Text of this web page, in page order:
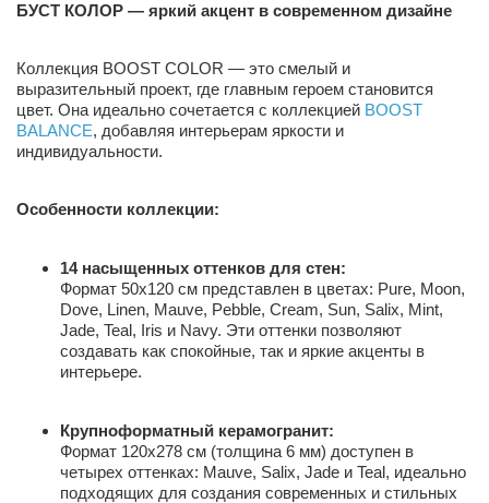
БУСТ КОЛОР — яркий акцент в современном дизайне
Коллекция BOOST COLOR — это смелый и
выразительный проект, где главным героем становится
цвет. Она идеально сочетается с коллекцией BOOST
BALANCE, добавляя интерьерам яркости и
индивидуальности.
Особенности коллекции:
14 насыщенных оттенков для стен:
Формат 50х120 см представлен в цветах: Pure, Moon,
Dove, Linen, Mauve, Pebble, Cream, Sun, Salix, Mint,
Jade, Teal, Iris и Navy. Эти оттенки позволяют
создавать как спокойные, так и яркие акценты в
интерьере.
Крупноформатный керамогранит:
Формат 120х278 см (толщина 6 мм) доступен в
четырех оттенках: Mauve, Salix, Jade и Teal, идеально
подходящих для создания современных и стильных